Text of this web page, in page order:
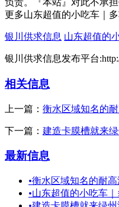
负责。『本站』对此不承
更多山东超值的小吃车｜
银川供求信息 山东超值的
银川供求信息发布平台
相关信息
上一篇： 衡水区域知名的
下一篇： 建造卡膜槽就来
最新信息
•衡水区域知名的耐
•山东超值的小吃车